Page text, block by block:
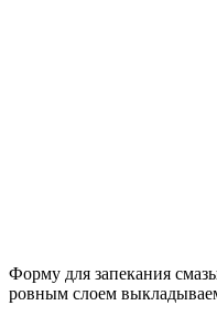
Форму для запекания
ровным слоем